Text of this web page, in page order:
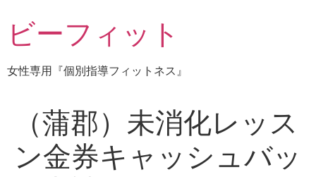
ツ
ビーフィット
女性専用『個別指導フィットネス』
（蒲郡）未消化レッス
ン金券キャッシュバッ